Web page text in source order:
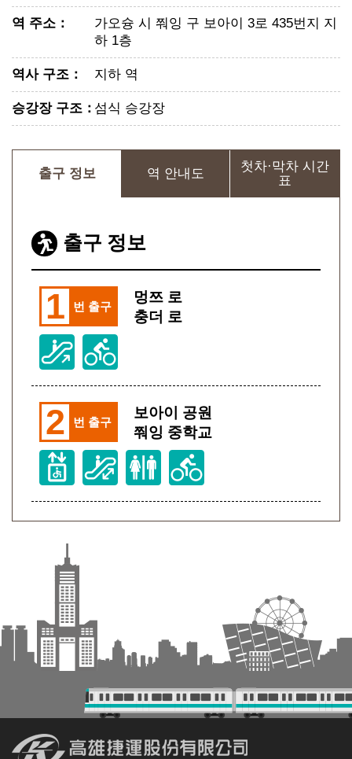
역 주소 ：
가오슝 시 쭤잉 구 보아이 3로 435번지 지
하 1층
역사 구조 ： 지하 역
승강장 구조 ：섬식 승강장
출구 정보 역 안내도
첫차·막차 시간
표
출구 정보
1 번 출구
멍쯔 로
충더 로
2 번 출구
보아이 공원
쭤잉 중학교